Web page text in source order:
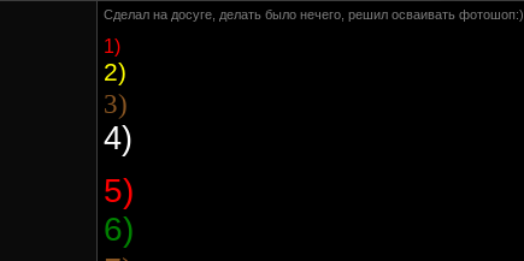
Сделал на досуге, делать было нечего, решил осваивать фотошоп:)
1)
2)
3)
4)
5)
6)